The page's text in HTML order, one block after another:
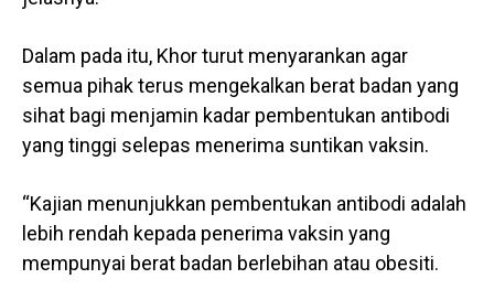
Dalam pada itu, Khor turut menyarankan agar
semua pihak terus mengekalkan berat badan yang
sihat bagi menjamin kadar pembentukan antibodi
yang tinggi selepas menerima suntikan vaksin.
“Kajian menunjukkan pembentukan antibodi adalah
lebih rendah kepada penerima vaksin yang
mempunyai berat badan berlebihan atau obesiti.